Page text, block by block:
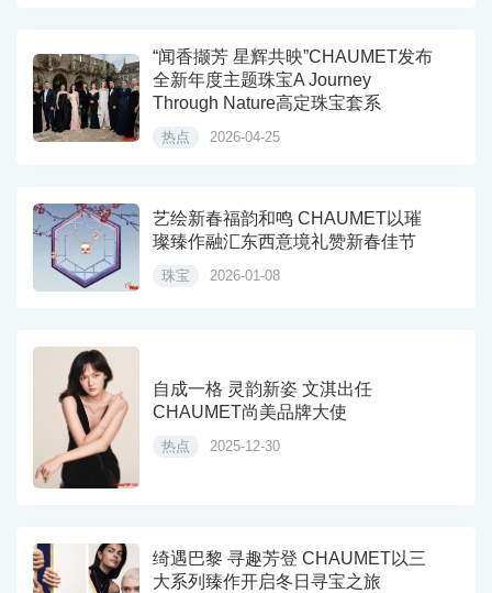
“闻香撷芳 星辉共映”CHAUMET发布
全新年度主题珠宝A Journey
Through Nature高定珠宝套系
热点 2026-04-25
艺绘新春福韵和鸣 CHAUMET以璀
璨臻作融汇东西意境礼赞新春佳节
珠宝 2026-01-08
自成一格 灵韵新姿 文淇出任
CHAUMET尚美品牌大使
热点 2025-12-30
绮遇巴黎 寻趣芳登 CHAUMET以三
大系列臻作开启冬日寻宝之旅